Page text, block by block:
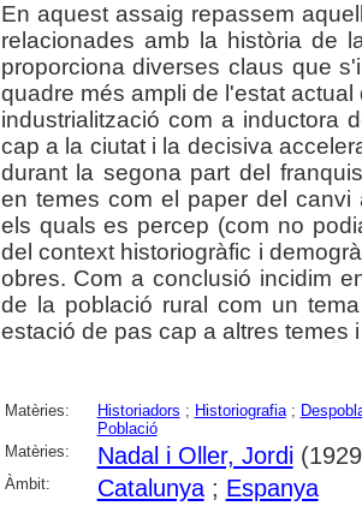
En aquest assaig repassem
relacionades amb la història de
proporciona diverses claus que
quadre més ampli de l'estat
industrialització com a inductora
cap a la ciutat i la decisiva
durant la segona part del
en temes com el paper del
els quals es percep (com no
del context historiogràfic i
obres. Com a conclusió incidim
de la població rural com un
estació de pas cap a altres temes
Matèries: Historiadors ; Historiografia;
Població
Matèries:
Nadal i Oller, Jordi
Àmbit: Catalunya; Espanya